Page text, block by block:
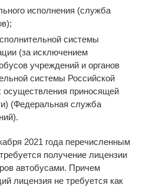
исполнения (служба
системы
(за исключением
учреждений и органов
системы Российской
приносящей
(Федеральная служба
2021 года перечисленным
получение лицензии
автобусами. Причем
лицензия не требуется как